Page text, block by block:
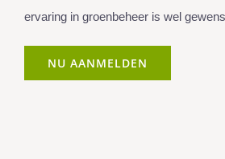
ervaring in groenbeheer is wel
NU AANMELDEN